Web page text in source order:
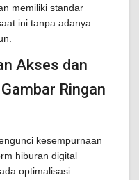
memiliki standar
ini tanpa adanya
Akses dan
Ringan
kesempurnaan
hiburan digital
optimalisasi